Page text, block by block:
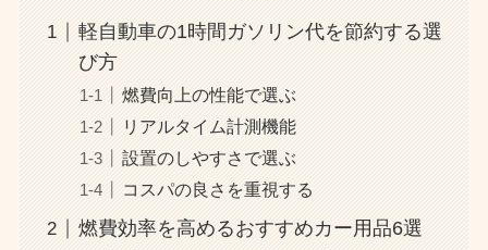
軽自動車の1時間ガソリン代を節約する選
び方
燃費向上の性能で選ぶ
リアルタイム計測機能
設置のしやすさで選ぶ
コスパの良さを重視する
燃費効率を高めるおすすめカー用品6選